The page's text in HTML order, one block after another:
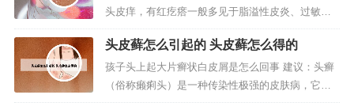
片 人体100种皮肤病对照图片：银屑病 银屑病是一
种自身免疫性疾病。症状通常...
头皮痒，有红疙瘩一般多见于脂溢性皮炎、过敏等
疾病导致。指导意见：可以使用酮康唑软膏等药物
治疗，也可以到皮肤科就诊做一下检查，明确诊断
后再进行治疗。平时注意卫生，不要吃辛辣食物。
2、病情分析：你好，你的情况多考虑毛囊炎的问
题。3、病情分析： 你好，这种情...
头皮藓怎么引起的 头皮藓怎么得的
孩子头上起大片癣状白皮屑是怎么回事 建议：头癣
（俗称癞痢头）是一种传染性极强的皮肤病，它由
真菌感染引起。头癣是头皮和头发的浅部真菌感